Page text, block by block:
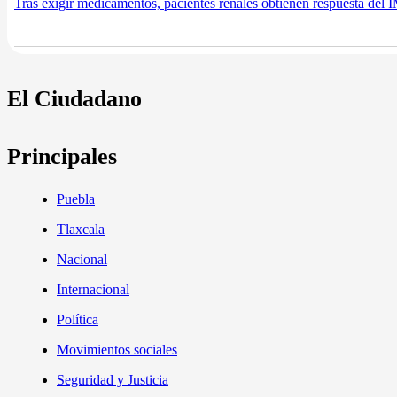
Tras exigir medicamentos, pacientes renales obtienen respuesta del
El Ciudadano
Principales
Puebla
Tlaxcala
Nacional
Internacional
Política
Movimientos sociales
Seguridad y Justicia